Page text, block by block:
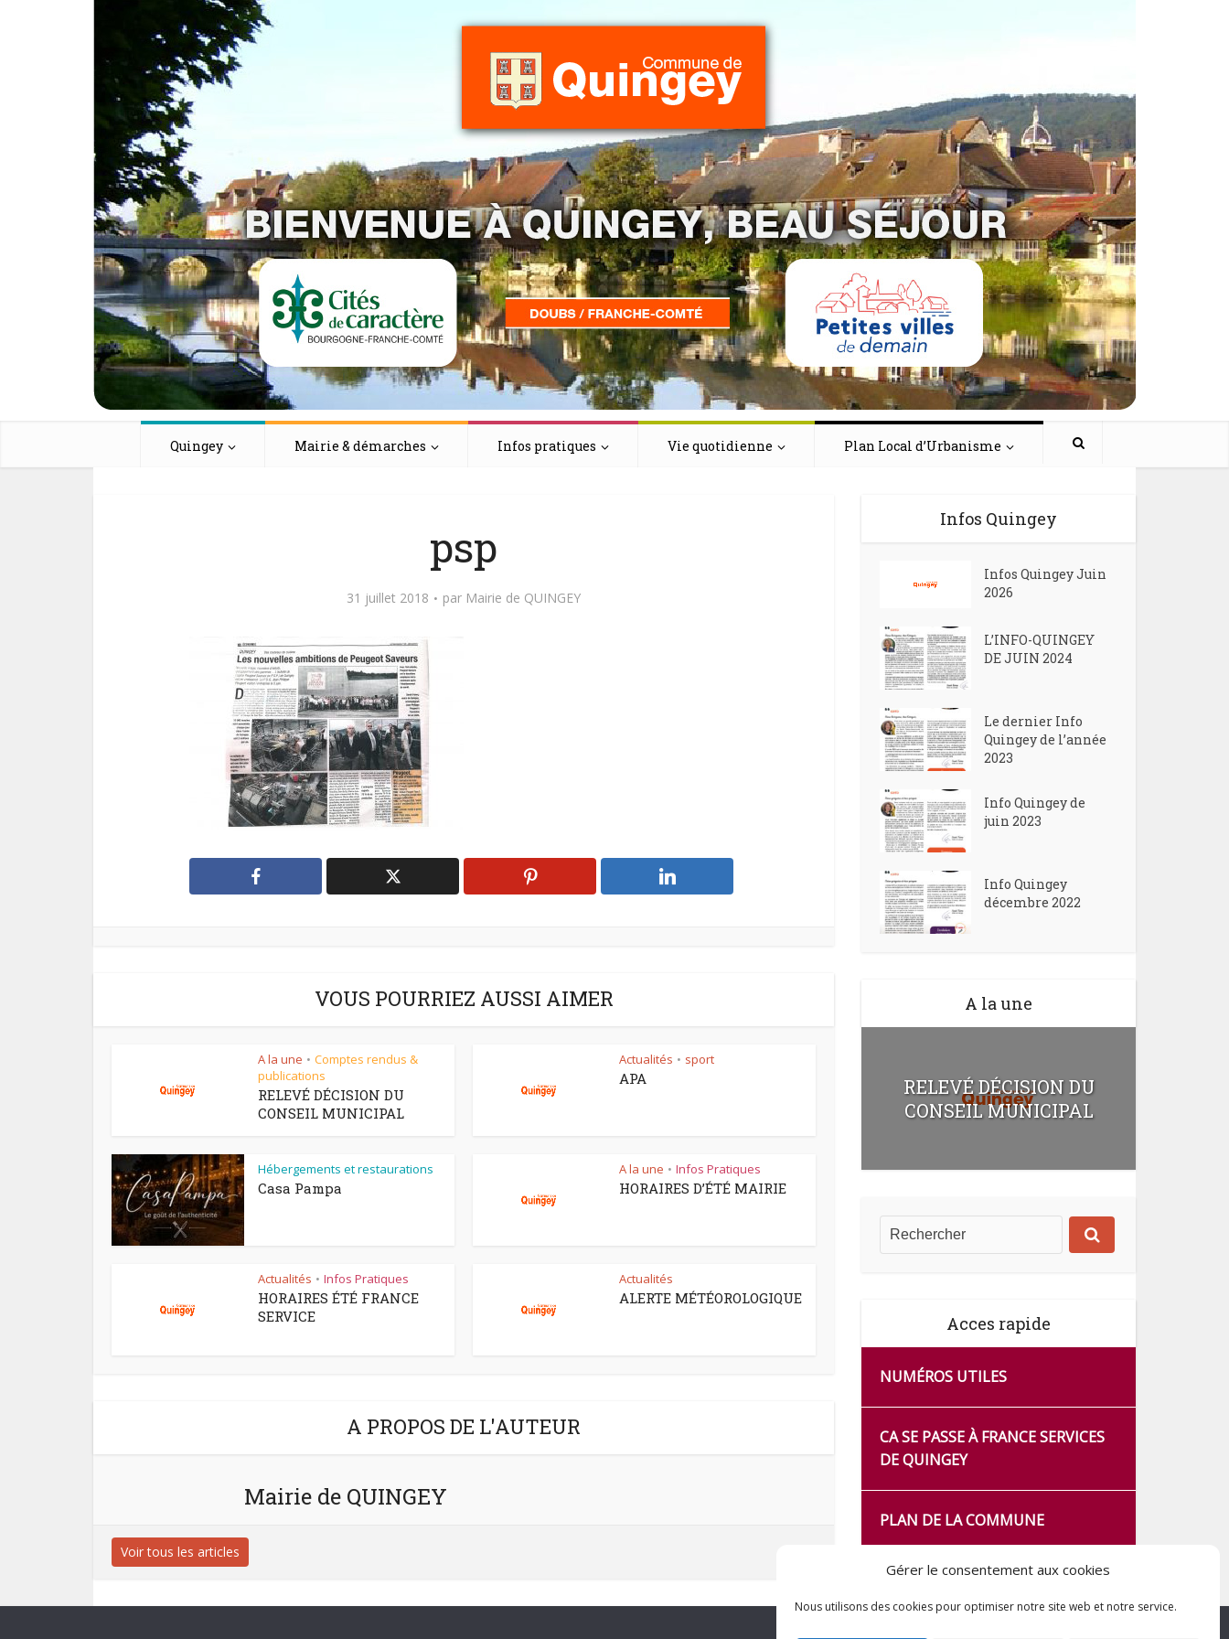
Gérer le consentement aux cookies
Nous utilisons des cookies pour optimiser notre site web et notre service.
Quingey Mairie & démarches Infos pratiques Vie quotidienne Plan Local d’Urbanisme
psp
31 juillet 2018 par Mairie de QUINGEY
VOUS POURRIEZ AUSSI AIMER
A la une • Comptes rendus &
publications
RELEVÉ DÉCISION DU
CONSEIL MUNICIPAL
Actualités • sport
APA
Hébergements et restaurations
Casa Pampa
A la une • Infos Pratiques
HORAIRES D’ÉTÉ MAIRIE
Actualités • Infos Pratiques
HORAIRES ÉTÉ FRANCE
SERVICE
Actualités
ALERTE MÉTÉOROLOGIQUE
A PROPOS DE L'AUTEUR
Mairie de QUINGEY
Voir tous les articles
Infos Quingey
Infos Quingey Juin
2026
L’INFO-QUINGEY
DE JUIN 2024
Le dernier Info
Quingey de l’année
2023
Info Quingey de
juin 2023
Info Quingey
décembre 2022
A la une
RELEVÉ DÉCISION DU
CONSEIL MUNICIPAL
Acces rapide
NUMÉROS UTILES
CA SE PASSE À FRANCE SERVICES
DE QUINGEY
PLAN DE LA COMMUNE